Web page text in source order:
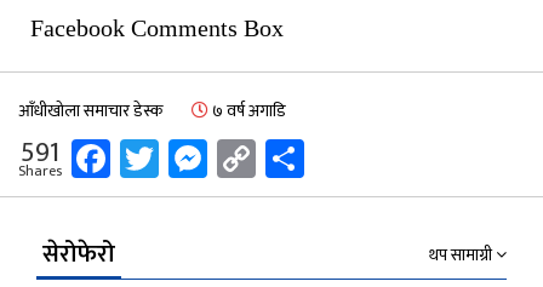
Facebook Comments Box
आँधीखोला समाचार डेस्क ७ वर्ष अगाडि
591
Shares Facebook
Twitter
Messenger
Copy
Link
सेरोफेरो थप सामाग्री